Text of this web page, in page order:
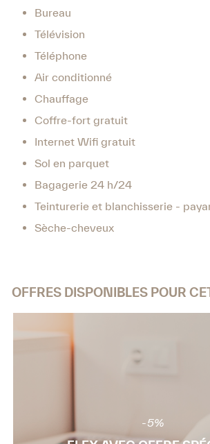
Bureau
Télévision
Téléphone
Air conditionné
Chauffage
Coffre-fort gratuit
Internet Wifi gratuit
Sol en parquet
Bagagerie 24 h/24
Teinturerie et blanchisserie -
Sèche-cheveux
OFFRES DISPONIBLES POUR
-5%